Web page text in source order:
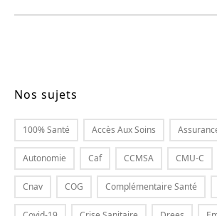
Nos sujets
100% Santé Accès Aux Soins
Autonomie Caf CCMSA CMU-C
Cnav COG Complémentaire Santé